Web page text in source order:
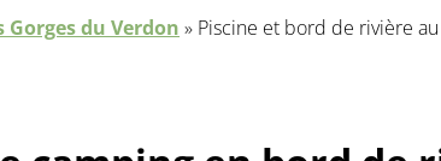
Gorges du Verdon » Piscine et bord de rivière